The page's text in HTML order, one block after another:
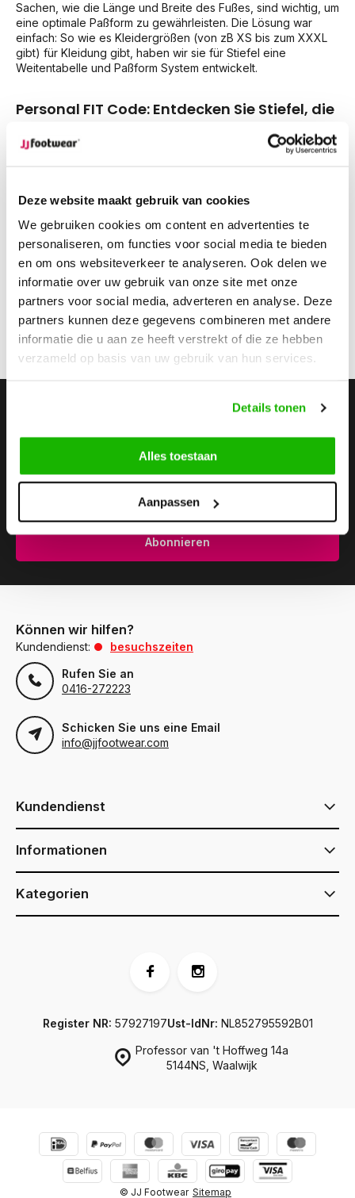
Deze website maakt gebruik van cookies
We gebruiken cookies om content en advertenties te
personaliseren, om functies voor social media te bieden
en om ons websiteverkeer te analyseren. Ook delen we
informatie over uw gebruik van onze site met onze
partners voor social media, adverteren en analyse. Deze
partners kunnen deze gegevens combineren met andere
informatie die u aan ze heeft verstrekt of die ze hebben
verzameld op basis van uw gebruik van hun services.
Details tonen
Alles toestaan
Aanpassen
Sachen, wie die Länge und Breite des Fußes, sind wichtig, um
eine optimale Paßform zu gewährleisten. Die Lösung war
einfach: So wie es Kleidergrößen (von zB XS bis zum XXXL
gibt) für Kleidung gibt, haben wir sie für Stiefel eine
Weitentabelle und Paßform System entwickelt.
Personal FIT Code: Entdecken Sie Stiefel, die
Heute hat JJ Footwear ein einzigartiges System entwickelt,
der Knöchelumfang und die Wadenumfang. Mit den
" Personal FIT Code " kann man Einfach feststellen welche
Wadenweite zu Ihre Waden gehört. Und damit Schnell und
Einfach die perfekt passende Stiefel zu finden
JJ Footwear hat das meist Bequeme und Perfekt passende
Sortiment an Stiefeln mit normalem Schaft, Weitschaft Stiefeln
mit breitem Schaft, Engschaft Stiefeln mit schmalem Schaft,
normale und breite Stiefeletten, normale und breite Sneaker
und normale und breite Pumps und Halbschuhe.
Abonnieren Sie unseren Newsletter, um auf dem neuesten
Abonnieren
Können wir hilfen?
Kundendienst:
besuchszeiten
Rufen Sie an
0416-272223
Schicken Sie uns eine Email
info@jjfootwear.com
Kundendienst
Informationen
Kategorien
Professor van 't Hoffweg 14a
5144NS, Waalwijk
Register NR: 57927197Ust-IdNr: NL852795592B01
© JJ Footwear Sitemap